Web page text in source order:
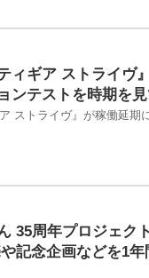
ィギア ストライヴ
ンテストを時期を
ストライヴ』が稼働延期
35周年プロジェク
記念企画などを1年